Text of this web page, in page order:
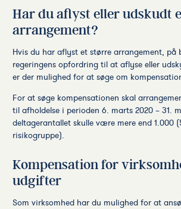
Har du aflyst eller udskudt
arrangement?
Hvis du har aflyst et større arrangement, på
regeringens opfordring til at aflyse eller
er der mulighed for at søge om
For at søge kompensationen skal
til afholdelse i perioden 6. marts 2020 – 31.
deltagerantallet skulle være mere end 1.000
risikogruppe).
Kompensation for
udgifter
Som virksomhed har du mulighed for at